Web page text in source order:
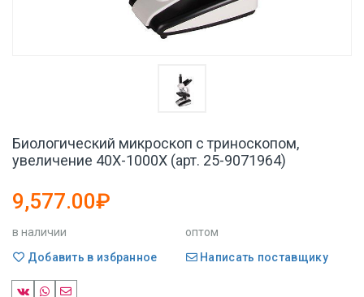
Биологический микроскоп с триноскопом,
увеличение 40X-1000X (арт. 25-9071964)
9,577.00₽
в наличии
оптом
Добавить в избранное
Написать поставщику